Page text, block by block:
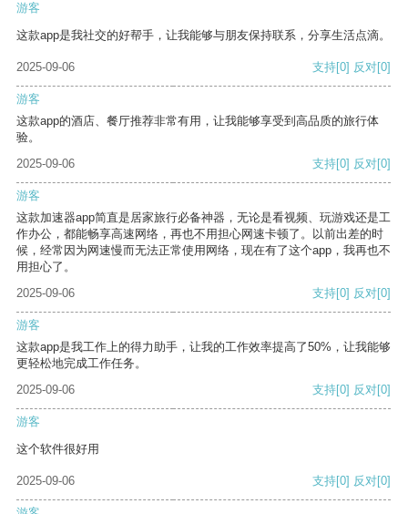
游客
这款app是我社交的好帮手，让我能够与朋友保持联系，分享生活点滴。
2025-09-06 支持[0] 反对[0]
游客
这款app的酒店、餐厅推荐非常有用，让我能够享受到高品质的旅行体
验。
2025-09-06
支持[0] 反对[0]
游客
这款加速器app简直是居家旅行必备神器，无论是看视频、玩游戏还是工
作办公，都能畅享高速网络，再也不用担心网速卡顿了。以前出差的时
候，经常因为网速慢而无法正常使用网络，现在有了这个app，我再也不
用担心了。
2025-09-06
支持[0] 反对[0]
游客
这款app是我工作上的得力助手，让我的工作效率提高了50%，让我能够
更轻松地完成工作任务。
2025-09-06
支持[0] 反对[0]
游客
这个软件很好用
2025-09-06 支持[0] 反对[0]